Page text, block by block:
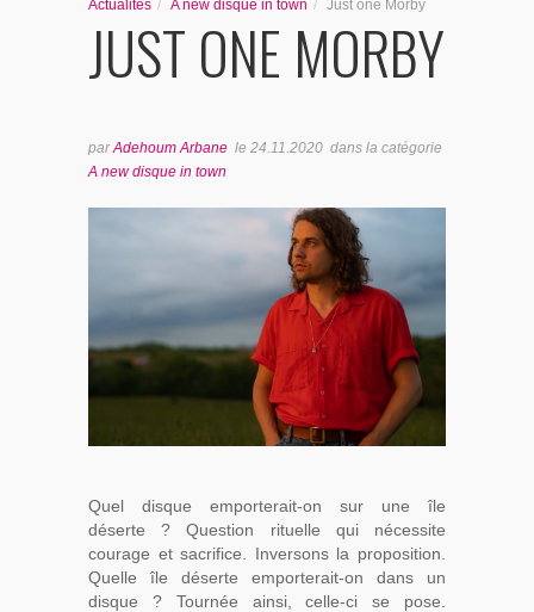
PENSÉES & AUTRES AVENTURES
Actualités / A new disque in town / Just one Morby
JUST ONE MORBY
parAdehoum Arbane le 24.11.2020 dans la catégorie
A new disque in town
Quel disque emporterait-on sur une île
déserte ? Question rituelle qui nécessite
courage et sacrifice. Inversons la proposition.
Quelle île déserte emporterait-on dans un
disque ? Tournée ainsi, celle-ci se pose.